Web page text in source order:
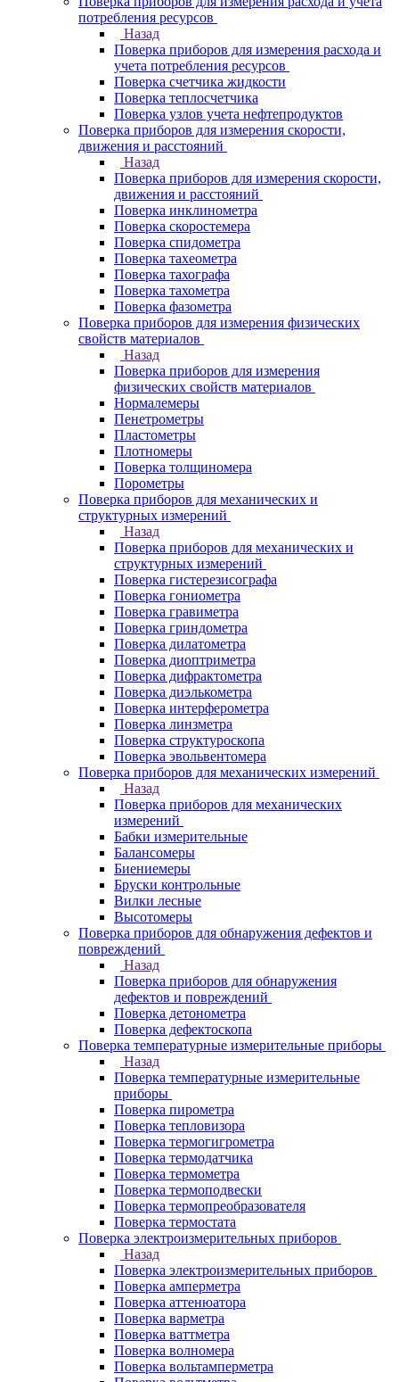
потребления ресурсов
Назад
Поверка приборов для измерения расхода и
учета потребления ресурсов
Поверка счетчика жидкости
Поверка теплосчетчика
Поверка узлов учета нефтепродуктов
Поверка приборов для измерения скорости,
движения и расстояний
Назад
Поверка приборов для измерения скорости,
движения и расстояний
Поверка инклинометра
Поверка скоростемера
Поверка спидометра
Поверка тахеометра
Поверка тахографа
Поверка тахометра
Поверка фазометра
Поверка приборов для измерения физических
свойств материалов
Назад
Поверка приборов для измерения
физических свойств материалов
Нормалемеры
Пенетрометры
Пластометры
Плотномеры
Поверка толщиномера
Порометры
Поверка приборов для механических и
структурных измерений
Назад
Поверка приборов для механических и
структурных измерений
Поверка гистерезисографа
Поверка гониометра
Поверка гравиметра
Поверка гриндометра
Поверка дилатометра
Поверка диоптриметра
Поверка дифрактометра
Поверка диэлькометра
Поверка интерферометра
Поверка линзметра
Поверка структуроскопа
Поверка эвольвентомера
Поверка приборов для механических измерений
Назад
Поверка приборов для механических
измерений
Бабки измерительные
Балансомеры
Биениемеры
Бруски контрольные
Вилки лесные
Высотомеры
Поверка приборов для обнаружения дефектов и
повреждений
Назад
Поверка приборов для обнаружения
дефектов и повреждений
Поверка детонометра
Поверка дефектоскопа
Поверка температурные измерительные приборы
Назад
Поверка температурные измерительные
приборы
Поверка пирометра
Поверка тепловизора
Поверка термогигрометра
Поверка термодатчика
Поверка термометра
Поверка термоподвески
Поверка термопреобразователя
Поверка термостата
Поверка электроизмерительных приборов
Назад
Поверка электроизмерительных приборов
Поверка амперметра
Поверка аттенюатора
Поверка варметра
Поверка ваттметра
Поверка волномера
Поверка вольтамперметра